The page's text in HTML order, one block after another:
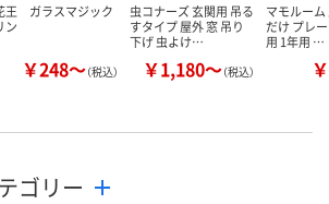
王 ガラスマジック
ン
￥248～（税込）
虫コナーズ 玄関用 吊る
すタイプ 屋外 窓 吊り
下げ 虫よけ…
￥1,180～（税込）
マモルー
だけ プレ
用 1年用 …
ゴリー